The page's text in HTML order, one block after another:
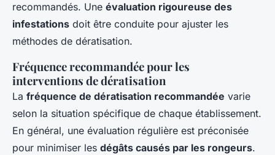
recommandés. Une évaluation rigoureuse des
infestations doit être conduite pour ajuster les
méthodes de dératisation.
Fréquence recommandée pour les
interventions de dératisation
La fréquence de dératisation recommandée varie
selon la situation spécifique de chaque établissement.
En général, une évaluation régulière est préconisée
pour minimiser les dégâts causés par les rongeurs.